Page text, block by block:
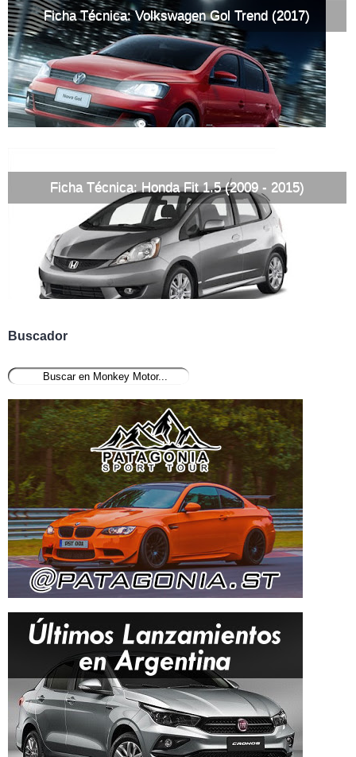
Ficha Técnica: Volkswagen Gol Trend (2017)
Ficha Técnica: Honda Fit 1.5 (2009 - 2015)
Buscador